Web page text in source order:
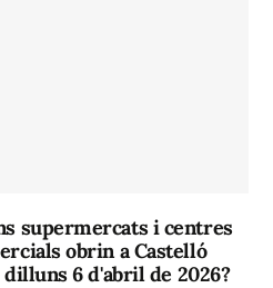
supermercats i centres
obrin a Castelló
dilluns 6 d'abril de 2026?